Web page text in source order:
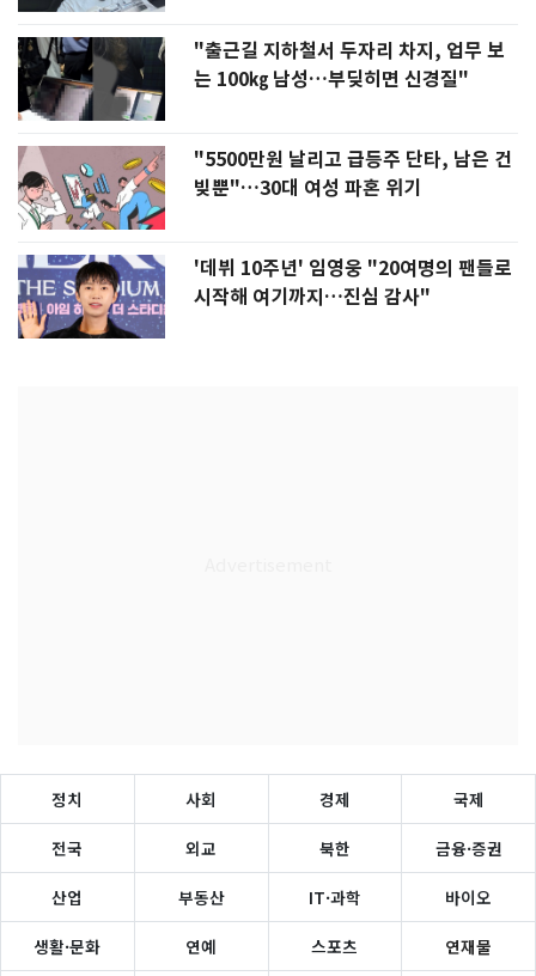
"출근길 지하철서 두자리 차지, 업무 보
는 100㎏ 남성…부딪히면 신경질"
"5500만원 날리고 급등주 단타, 남은 건
빚뿐"…30대 여성 파혼 위기
'데뷔 10주년' 임영웅 "20여명의 팬들로
시작해 여기까지…진심 감사"
정치 사회 경제 국제
전국 외교 북한 금융·증권
산업 부동산 IT·과학 바이오
생활·문화 연예 스포츠 연재물